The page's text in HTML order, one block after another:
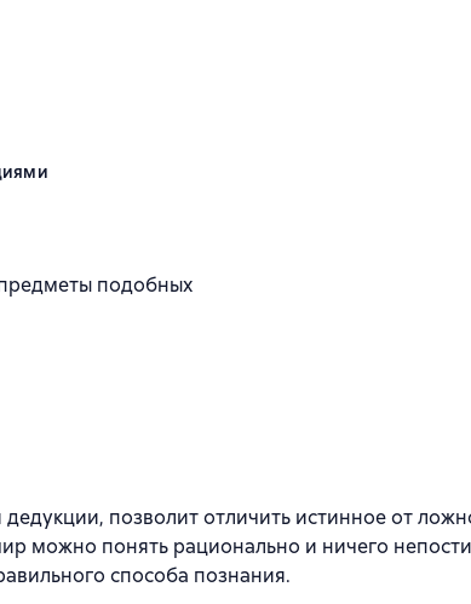
подобных
позволит отличить истинное от
можно понять рационально и ничего
способа познания.